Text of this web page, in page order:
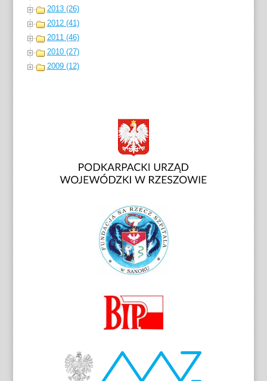
2013 (26)
2012 (41)
2011 (46)
2010 (27)
2009 (12)